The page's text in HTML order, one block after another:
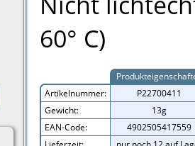
60° C)
Artikelnummer:
P22700411
Gewicht:
13g
EAN-Code:
4902505417559